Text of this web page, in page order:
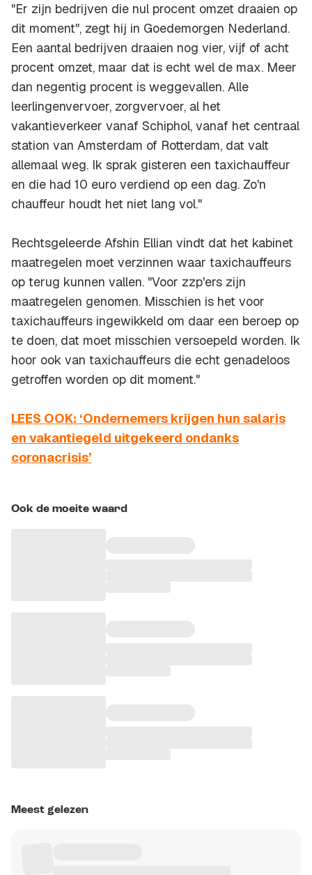
"Er zijn bedrijven die nul procent omzet draaien op
dit moment", zegt hij in Goedemorgen Nederland.
Een aantal bedrijven draaien nog vier, vijf of acht
procent omzet, maar dat is echt wel de max. Meer
dan negentig procent is weggevallen. Alle
leerlingenvervoer, zorgvervoer, al het
vakantieverkeer vanaf Schiphol, vanaf het centraal
station van Amsterdam of Rotterdam, dat valt
allemaal weg. Ik sprak gisteren een taxichauffeur
en die had 10 euro verdiend op een dag. Zo'n
chauffeur houdt het niet lang vol."
Rechtsgeleerde Afshin Ellian vindt dat het kabinet
maatregelen moet verzinnen waar taxichauffeurs
op terug kunnen vallen. "Voor zzp'ers zijn
maatregelen genomen. Misschien is het voor
taxichauffeurs ingewikkeld om daar een beroep op
te doen, dat moet misschien versoepeld worden. Ik
hoor ook van taxichauffeurs die echt genadeloos
getroffen worden op dit moment."
LEES OOK: ‘Ondernemers krijgen hun salaris
en vakantiegeld uitgekeerd ondanks
coronacrisis’
Ook de moeite waard
Meest gelezen